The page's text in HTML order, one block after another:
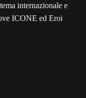
internazionale e
ICONE ed Eroi